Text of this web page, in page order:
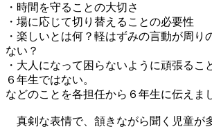
・時間を守ることの大切さ
・場に応じて切り替えることの必要性
・楽しいとは何？軽はずみの言動が周り
ない？
・大人になって困らないように頑張るこ
６年生ではない。
などのことを各担任から６年生に伝えま
真剣な表情で、頷きながら聞く児童が